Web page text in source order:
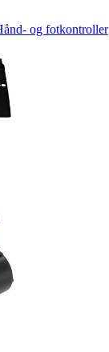
og fotkontroller